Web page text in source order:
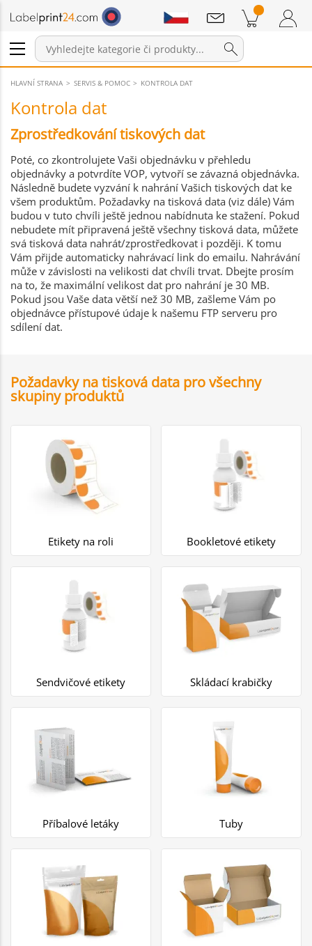
Přihlášení / Registrace
Položky v košíku Nákupní Košík
Sdělení
HLAVNÍ STRANA SERVIS & POMOC KONTROLA DAT
Kontrola dat
Zprostředkování tiskových dat
Poté, co zkontrolujete Vaši objednávku v přehledu
objednávky a potvrdíte VOP, vytvoří se závazná objednávka.
Následně budete vyzvání k nahrání Vašich tiskových dat ke
všem produktům. Požadavky na tisková data (viz dále) Vám
budou v tuto chvíli ještě jednou nabídnuta ke stažení. Pokud
nebudete mít připravená ještě všechny tisková data, můžete
svá tisková data nahrát/zprostředkovat i později. K tomu
Vám přijde automaticky nahrávací link do emailu. Nahrávání
může v závislosti na velikosti dat chvíli trvat. Dbejte prosím
na to, že maximální velikost dat pro nahrání je 30 MB.
Pokud jsou Vaše data větší než 30 MB, zašleme Vám po
objednávce přístupové údaje k našemu FTP serveru pro
sdílení dat.
Požadavky na tisková data pro všechny
skupiny produktů
Etikety na roli Bookletové etikety
Sendvičové etikety Skládací krabičky
Příbalové letáky Tuby